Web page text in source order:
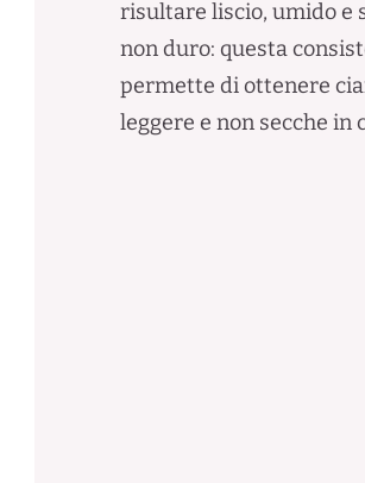
risultare liscio, umido e
non duro: questa
permette di ottenere
leggere e non secche in